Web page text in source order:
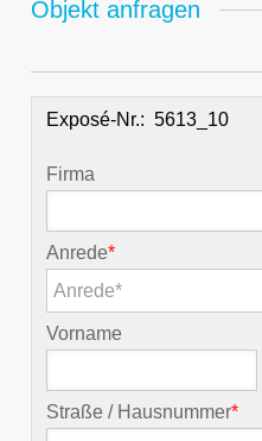
Objekt anfragen
Exposé-Nr.:
Firma
Anrede*
Anrede*
Vorname
Straße / Hausnummer*